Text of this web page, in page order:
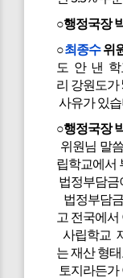
○행정국장
○최종수위
도 안 낸 학
리 강원도가
사유가 있
○행정국장
위원님 말
립학교에서
법정부담금
법정부담
고 전국에서
사립학교
는 재산 형
토지라든